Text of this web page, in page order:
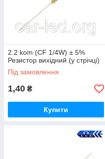
2.2 kom (CF 1/4W) ± 5%
Резистор вихідний (у стрічці)
Під замовлення
1,40 ₴
Купити